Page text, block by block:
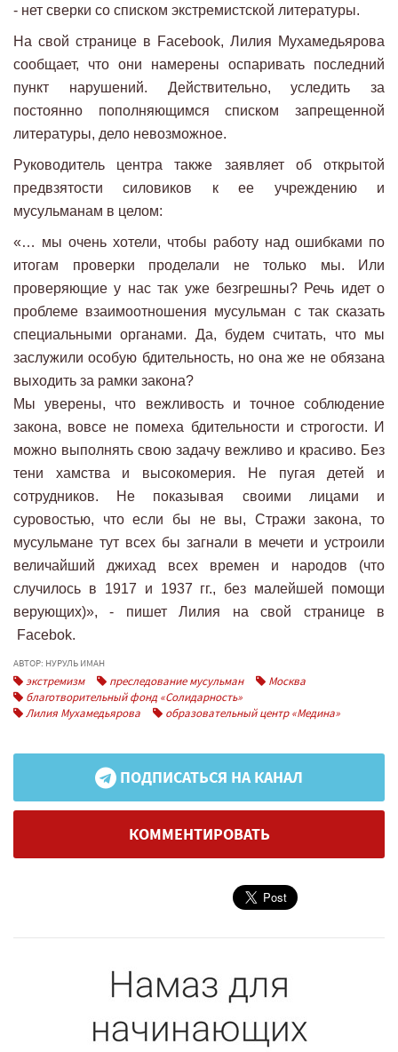
- нет сверки со списком экстремистской литературы.
На свой странице в Facebook, Лилия Мухамедьярова
сообщает, что они намерены оспаривать последний
пункт нарушений. Действительно, уследить за
постоянно пополняющимся списком запрещенной
литературы, дело невозможное.
Руководитель центра также заявляет об открытой
предвзятости силовиков к ее учреждению и
мусульманам в целом:
«… мы очень хотели, чтобы работу над ошибками по
итогам проверки проделали не только мы. Или
проверяющие у нас так уже безгрешны? Речь идет о
проблеме взаимоотношения мусульман с так сказать
специальными органами. Да, будем считать, что мы
заслужили особую бдительность, но она же не обязана
выходить за рамки закона?
Мы уверены, что вежливость и точное соблюдение
закона, вовсе не помеха бдительности и строгости. И
можно выполнять свою задачу вежливо и красиво. Без
тени хамства и высокомерия. Не пугая детей и
сотрудников. Не показывая своими лицами и
суровостью, что если бы не вы, Стражи закона, то
мусульмане тут всех бы загнали в мечети и устроили
величайший джихад всех времен и народов (что
случилось в 1917 и 1937 гг., без малейшей помощи
верующих)», - пишет Лилия на свой странице в
Facebok.
АВТОР: НУРУЛЬ ИМАН
экстремизм преследование мусульман
Москва
благотворительный фонд «Солидарность»
Лилия Мухамедьярова
образовательный центр «Медина»
ПОДПИСАТЬСЯ НА КАНАЛ
КОММЕНТИРОВАТЬ